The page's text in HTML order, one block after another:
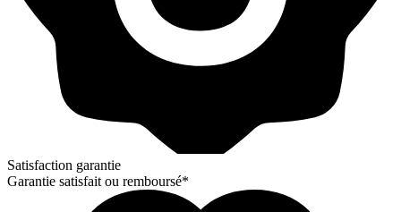
Satisfaction garantie
Garantie satisfait ou remboursé*